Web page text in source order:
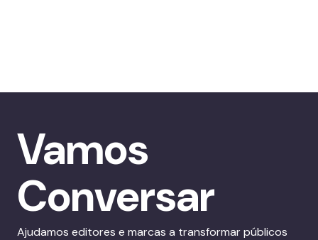
Vamos
Conversar
Ajudamos editores e marcas a transformar públicos